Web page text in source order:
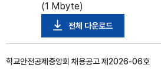
(1 Mbyte)
전체 다운로드
학교안전공제중앙회 채용공고 제2026-06호